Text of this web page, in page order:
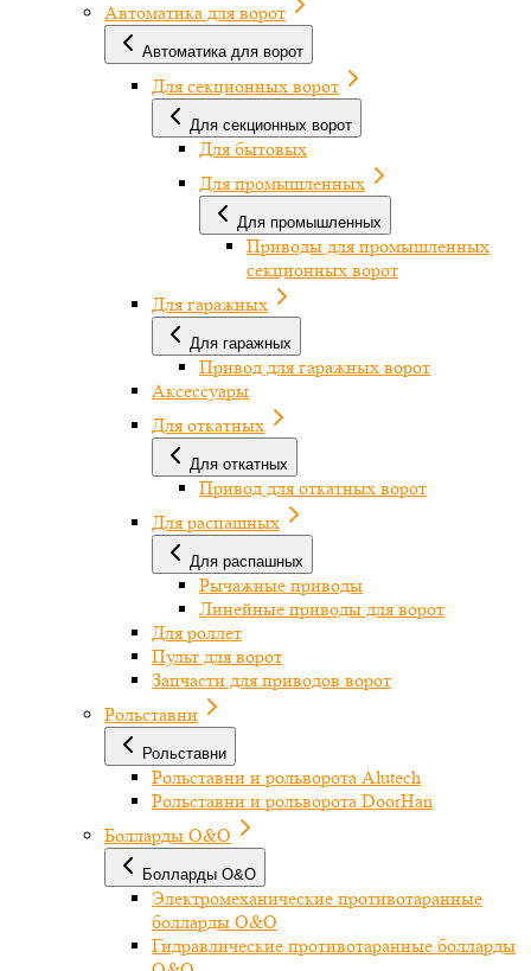
Автоматика для ворот
Автоматика для ворот
Для секционных ворот
Для секционных ворот
Для бытовых
Для промышленных
Для промышленных
Приводы для промышленных
секционных ворот
Для гаражных
Для гаражных
Привод для гаражных ворот
Аксессуары
Для откатных
Для откатных
Привод для откатных ворот
Для распашных
Для распашных
Рычажные приводы
Линейные приводы для ворот
Для роллет
Пульт для ворот
Запчасти для приводов ворот
Рольставни
Рольставни
Рольставни и рольворота Alutech
Рольставни и рольворота DoorHan
Болларды O&O
Болларды O&O
Электромеханические противотаранные
болларды O&O
Гидравлические противотаранные болларды